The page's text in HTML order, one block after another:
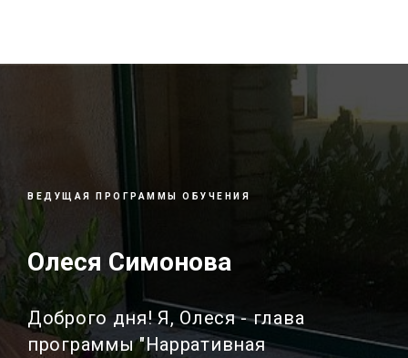
ВЕДУЩАЯ ПРОГРАММЫ ОБУЧЕНИЯ
Олеся Симонова
Доброго дня! Я, Олеся - глава
программы "Нарративная